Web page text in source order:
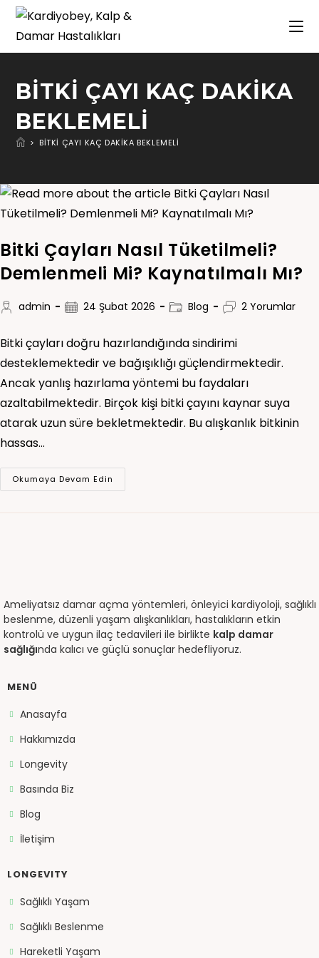
BITKI ÇAYI KAÇ DAKIKA
BEKLEMELI
> BITKI ÇAYI KAÇ DAKIKA BEKLEMELI
Bitki Çayları Nasıl Tüketilmeli?
Demlenmeli Mi? Kaynatılmalı Mı?
admin 24 Şubat 2026 Blog 2 Yorumlar
Bitki çayları doğru hazırlandığında sindirimi
desteklemektedir ve bağışıklığı güçlendirmektedir.
Ancak yanlış hazırlama yöntemi bu faydaları
azaltabilmektedir. Birçok kişi bitki çayını kaynar suya
atarak uzun süre bekletmektedir. Bu alışkanlık bitkinin
hassas…
Okumaya Devam Edin
Ameliyatsız damar açma yöntemleri, önleyici kardiyoloji, sağlıklı
beslenme, düzenli yaşam alışkanlıkları, hastalıkların etkin
kontrolü ve uygun ilaç tedavileri ile birlikte kalp damar
sağlığında kalıcı ve güçlü sonuçlar hedefliyoruz.
MENÜ
Anasayfa
Hakkımızda
Longevity
Basında Biz
Blog
İletişim
LONGEVITY
Sağlıklı Yaşam
Sağlıklı Beslenme
Hareketli Yaşam